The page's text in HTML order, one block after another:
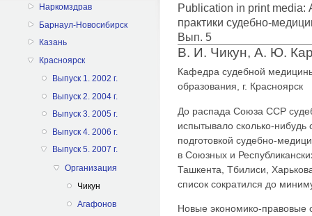
Наркомздрав
Барнаул-Новосибирск
Казань
Красноярск
Выпуск 1. 2002 г.
Выпуск 2. 2004 г.
Выпуск 3. 2005 г.
Выпуск 4. 2006 г.
Выпуск 5. 2007 г.
Организация
Чикун
Агафонов
Publication in print media:
практики судебно-
Вып. 5
В. И. Чикун, А. Ю.
Кафедра судебной
образования, г. Красноярск
До распада Союза ССР
испытывало сколько-
подготовкой судебно-
в Союзных и
Ташкента, Тбилиси,
список сократился до
Новые экономико-правовые